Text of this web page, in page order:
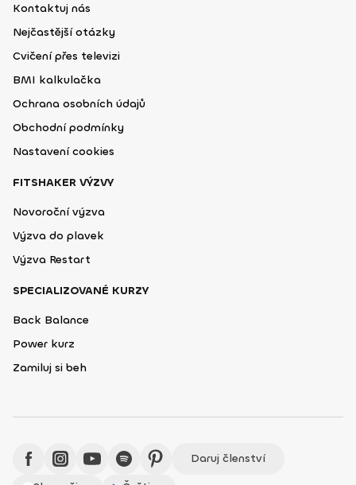
Kontaktuj nás
Nejčastější otázky
Cvičení přes televizi
BMI kalkulačka
Ochrana osobních údajů
Obchodní podmínky
Nastavení cookies
FITSHAKER VÝZVY
Novoroční výzva
Výzva do plavek
Výzva Restart
SPECIALIZOVANÉ KURZY
Back Balance
Power kurz
Zamiluj si beh
Daruj členství